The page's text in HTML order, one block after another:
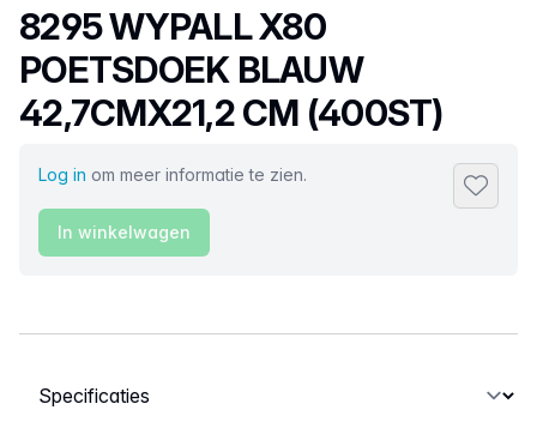
Productnaam
8295 WYPALL X80
POETSDOEK BLAUW
42,7CMX21,2 CM (400ST)
Log in om meer informatie te zien.
In winkelwagen
Selecteer een tabblad